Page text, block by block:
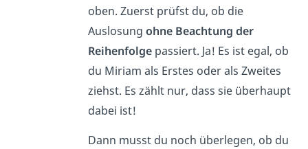
oben. Zuerst prüfst du, ob die
Auslosungohne Beachtung der
Reihenfolge passiert. Ja! Es ist egal, ob
du Miriam als Erstes oder als Zweites
ziehst. Es zählt nur, dass sie überhaupt
dabei ist!
Dann musst du noch überlegen, ob du